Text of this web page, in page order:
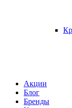
Акции
Блог
Бренды